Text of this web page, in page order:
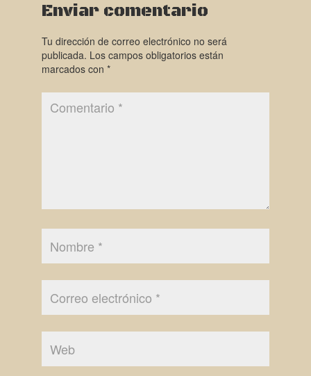
Enviar comentario
Tu dirección de correo electrónico no será
publicada. Los campos obligatorios están
marcados con *